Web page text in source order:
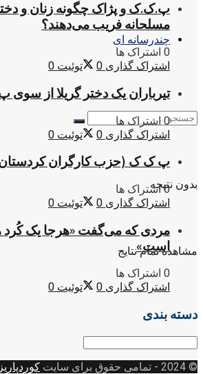
چندرسانه ای
بدون نتیجه
مشاهده تمام نتایج
پ.ک.ک و پژاک چگونه زنان و
مسلحانه فریب می‌دهند؟
0 اشتراک ها
اشتراک گذاری 0 توئیت 0
تیرباران یک دختر گریلا از
0 اشتراک ها
اشتراک گذاری 0 توئیت 0
پ ک ک (حزب کارگران
0 اشتراک ها
اشتراک گذاری 0 توئیت 0
مردی که می‌گفت «هرجا یک کُرد
است»
0 اشتراک ها
اشتراک گذاری 0 توئیت 0
دسته بندی
دسته
© 2024
- تمامی حقوق برای سایت کوردپاریز